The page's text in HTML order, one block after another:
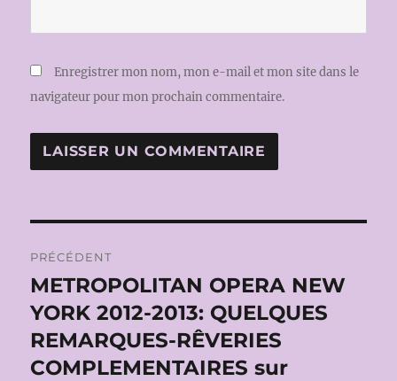
Enregistrer mon nom, mon e-mail et mon site dans le
navigateur pour mon prochain commentaire.
de
l’article
PRÉCÉDENT
Publication
précédente :
METROPOLITAN OPERA NEW
YORK 2012-2013: QUELQUES
REMARQUES-RÊVERIES
COMPLEMENTAIRES sur